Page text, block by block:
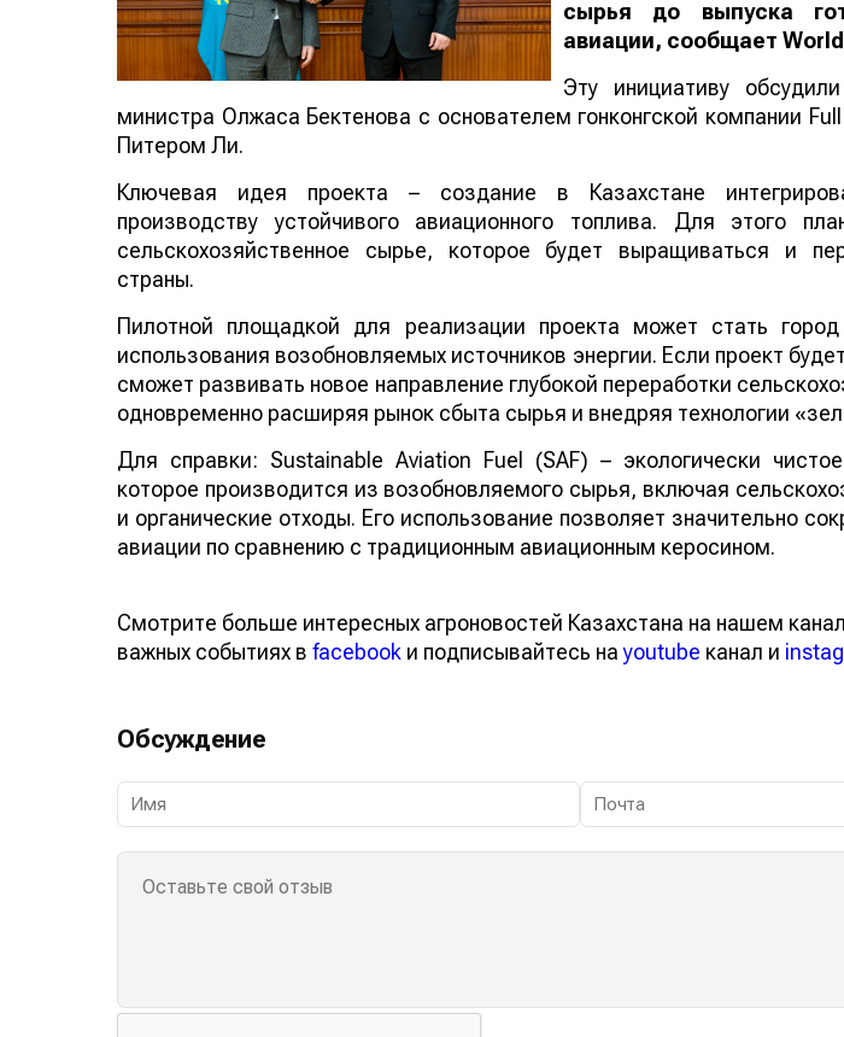
сырья до выпуска
авиации, сообщает World
Эту инициативу
министра Олжаса Бектенова с основателем гонконгской компании
Питером Ли.
Ключевая идея проекта – создание в Казахстане
производству устойчивого авиационного топлива. Для этого
сельскохозяйственное сырье, которое будет выращиваться и
страны.
Пилотной площадкой для реализации проекта может стать
использования возобновляемых источников энергии. Если проект
сможет развивать новое направление глубокой переработки
одновременно расширяя рынок сбыта сырья и внедряя технологии
Для справки: Sustainable Aviation Fuel (SAF) – экологически
которое производится из возобновляемого сырья, включая
и органические отходы. Его использование позволяет значительно
авиации по сравнению с традиционным авиационным керосином.
Смотрите больше интересных агроновостей Казахстана на нашем
важных событиях в facebook и подписывайтесь наyoutube канал и
Обсуждение